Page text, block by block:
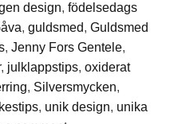
design, födelsedags
, guldsmed, Guldsmed
, Jenny Fors Gentele,
, julklappstips, oxiderat
, Silversmycken,
, unik design, unika